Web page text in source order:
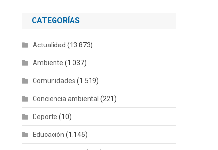
CATEGORÍAS
Actualidad (13.873)
Ambiente (1.037)
Comunidades (1.519)
Conciencia ambiental (221)
Deporte (10)
Educación (1.145)